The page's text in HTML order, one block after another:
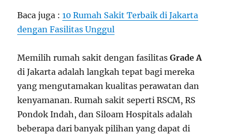
Baca juga :10 Rumah Sakit Terbaik di Jakarta
dengan Fasilitas Unggul
Memilih rumah sakit dengan fasilitasGrade A
di Jakarta adalah langkah tepat bagi mereka
yang mengutamakan kualitas perawatan dan
kenyamanan. Rumah sakit seperti RSCM, RS
Pondok Indah, dan Siloam Hospitals adalah
beberapa dari banyak pilihan yang dapat di